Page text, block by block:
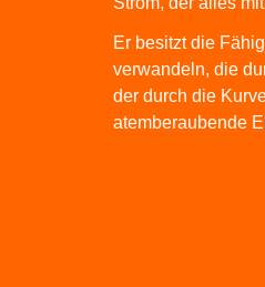
Er besitzt die
verwandeln, die
der durch die
atemberaubende